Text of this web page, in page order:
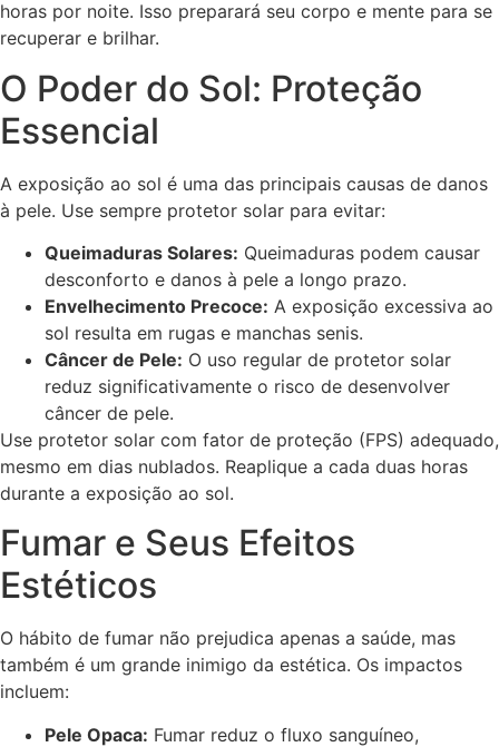
horas por noite. Isso preparará seu corpo e mente para se
recuperar e brilhar.
O Poder do Sol: Proteção
Essencial
A exposição ao sol é uma das principais causas de danos
à pele. Use sempre protetor solar para evitar:
Queimaduras Solares: Queimaduras podem causar
desconforto e danos à pele a longo prazo.
Envelhecimento Precoce: A exposição excessiva ao
sol resulta em rugas e manchas senis.
Câncer de Pele: O uso regular de protetor solar
reduz significativamente o risco de desenvolver
câncer de pele.
Use protetor solar com fator de proteção (FPS) adequado,
mesmo em dias nublados. Reaplique a cada duas horas
durante a exposição ao sol.
Fumar e Seus Efeitos
Estéticos
O hábito de fumar não prejudica apenas a saúde, mas
também é um grande inimigo da estética. Os impactos
incluem:
Pele Opaca: Fumar reduz o fluxo sanguíneo,